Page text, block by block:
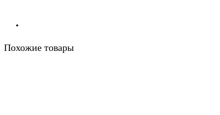
Похожие товары